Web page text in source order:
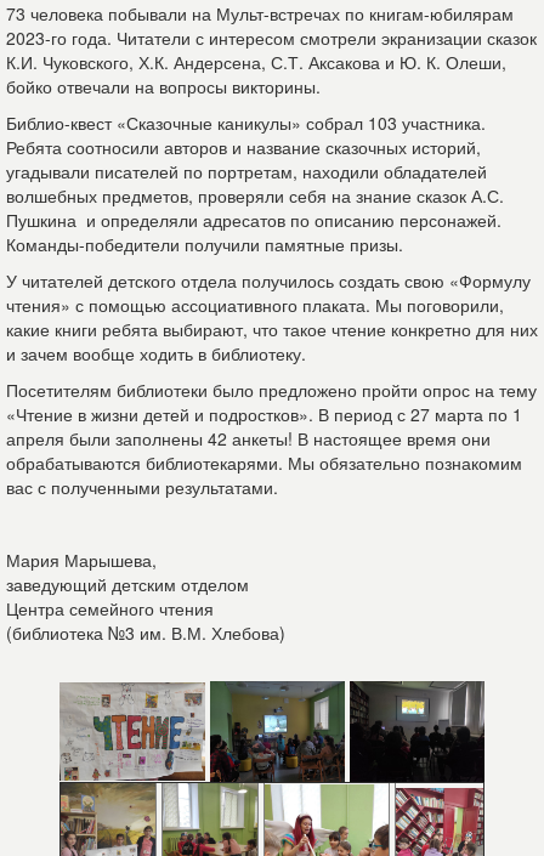
73 человека побывали на Мульт-встречах по книгам-юбилярам
2023-го года. Читатели с интересом смотрели экранизации сказок
К.И. Чуковского, Х.К. Андерсена, С.Т. Аксакова и Ю. К. Олеши,
бойко отвечали на вопросы викторины.
Библио-квест «Сказочные каникулы» собрал 103 участника.
Ребята соотносили авторов и название сказочных историй,
угадывали писателей по портретам, находили обладателей
волшебных предметов, проверяли себя на знание сказок А.С.
Пушкина и определяли адресатов по описанию персонажей.
Команды-победители получили памятные призы.
У читателей детского отдела получилось создать свою «Формулу
чтения» с помощью ассоциативного плаката. Мы поговорили,
какие книги ребята выбирают, что такое чтение конкретно для них
и зачем вообще ходить в библиотеку.
Посетителям библиотеки было предложено пройти опрос на тему
«Чтение в жизни детей и подростков». В период с 27 марта по 1
апреля были заполнены 42 анкеты! В настоящее время они
обрабатываются библиотекарями. Мы обязательно познакомим
вас с полученными результатами.
Мария Марышева,
заведующий детским отделом
Центра семейного чтения
(библиотека №3 им. В.М. Хлебова)